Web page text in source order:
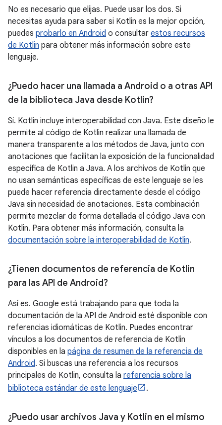
No es necesario que elijas. Puede usar los dos. Si
necesitas ayuda para saber si Kotlin es la mejor opción,
puedes probarlo en Android o consultar estos recursos
de Kotlin para obtener más información sobre este
lenguaje.
¿Puedo hacer una llamada a Android o a otras API
de la biblioteca Java desde Kotlin?
Sí. Kotlin incluye interoperabilidad con Java. Este diseño le
permite al código de Kotlin realizar una llamada de
manera transparente a los métodos de Java, junto con
anotaciones que facilitan la exposición de la funcionalidad
específica de Kotlin a Java. A los archivos de Kotlin que
no usan semánticas específicas de este lenguaje se les
puede hacer referencia directamente desde el código
Java sin necesidad de anotaciones. Esta combinación
permite mezclar de forma detallada el código Java con
Kotlin. Para obtener más información, consulta la
documentación sobre la interoperabilidad de Kotlin.
¿Tienen documentos de referencia de Kotlin
para las API de Android?
Así es. Google está trabajando para que toda la
documentación de la API de Android esté disponible con
referencias idiomáticas de Kotlin. Puedes encontrar
vínculos a los documentos de referencia de Kotlin
disponibles en la página de resumen de la referencia de
Android. Si buscas una referencia a los recursos
principales de Kotlin, consulta la referencia sobre la
biblioteca estándar de este lenguaje
.
¿Puedo usar archivos Java y Kotlin en el mismo